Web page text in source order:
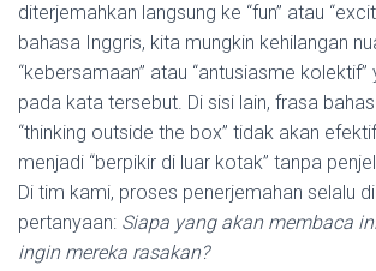
diterjemahkan langsung ke “fun” atau
bahasa Inggris, kita mungkin kehilangan
“kebersamaan” atau “antusiasme
pada kata tersebut. Di sisi lain, frasa
“thinking outside the box” tidak akan
menjadi “berpikir di luar kotak” tanpa
Di tim kami, proses penerjemahan selalu
pertanyaan: Siapa yang akan membaca
ingin mereka rasakan?